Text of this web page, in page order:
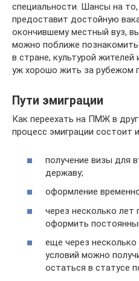
специальности. Шансы на
предоставит достойную
окончившему местный вуз,
можно поближе
в стране, культурой
уж хорошо жить за рубежом
Пути эмиграции
Как переехать на ПМЖ в
процесс эмиграции состоит
получение визы для
державу;
оформление
через несколько
оформить
еще через
условий можно
остаться в статусе